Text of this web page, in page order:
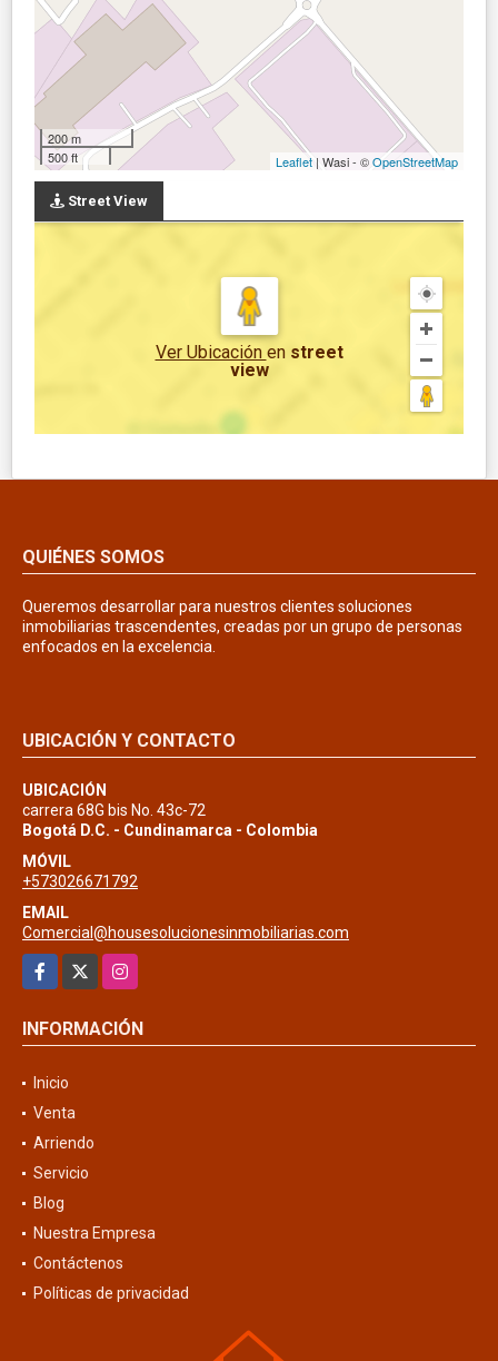
200 m
500 ft
Leaflet | Wasi - ©OpenStreetMap
Street View
Ver Ubicación en street
view
QUIÉNES SOMOS
Queremos desarrollar para nuestros clientes soluciones
inmobiliarias trascendentes, creadas por un grupo de personas
enfocados en la excelencia.
UBICACIÓN Y CONTACTO
UBICACIÓN
carrera 68G bis No. 43c-72
Bogotá D.C. - Cundinamarca - Colombia
MÓVIL
+573026671792
EMAIL
Comercial@housesolucionesinmobiliarias.com
Facebook
Instagram
INFORMACIÓN
Inicio
Venta
Arriendo
Servicio
Blog
Nuestra Empresa
Contáctenos
Políticas de privacidad